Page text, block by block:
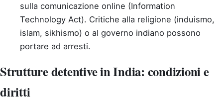
sulla comunicazione online (Information
Technology Act). Critiche alla religione (induismo,
islam, sikhismo) o al governo indiano possono
portare ad arresti.
Strutture detentive in India: condizioni e
diritti